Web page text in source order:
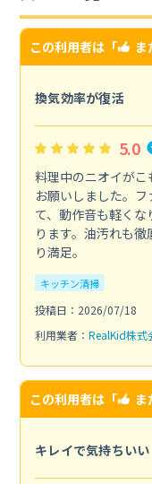
この利用者は「
換気効率が復活
5.0
料理中のニオイが
お願いしました。
て、動作音も軽く
ります。油汚れも
り満足。
キッチン清掃
投稿日：2026/07/18
利用業者： RealKid株式
この利用者は「
キレイで気持ちいい